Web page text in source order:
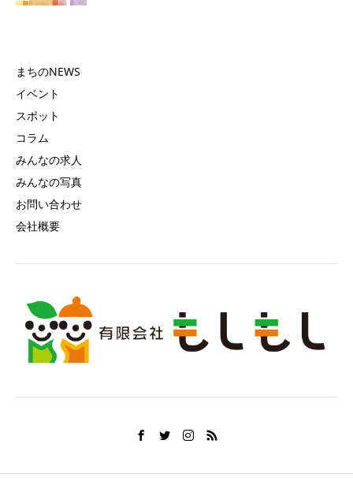
まちのNEWS
イベント
スポット
コラム
みんなの求人
みんなの写真
お問い合わせ
会社概要